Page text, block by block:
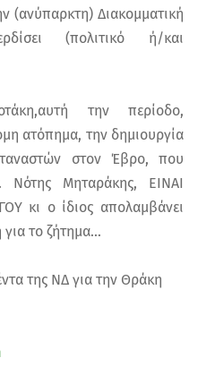
(ανύπαρκτη) Διακομματική
(πολιτικό ή/και
την περίοδο,
ατόπημα, την δημιουργία
στον Έβρο, που
Νότης Μηταράκης, ΕΙΝΑΙ
κι ο ίδιος απολαμβάνει
για το ζήτημα...
της ΝΔ για την Θράκη